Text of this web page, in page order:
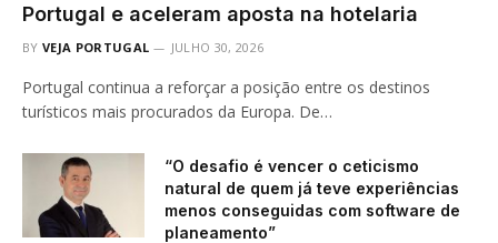
Portugal e aceleram aposta na hotelaria
BY VEJA PORTUGAL JULHO 30, 2026
Portugal continua a reforçar a posição entre os destinos
turísticos mais procurados da Europa. De…
“O desafio é vencer o ceticismo
natural de quem já teve experiências
menos conseguidas com software de
planeamento”